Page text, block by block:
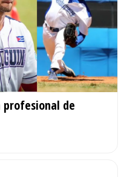
profesional de